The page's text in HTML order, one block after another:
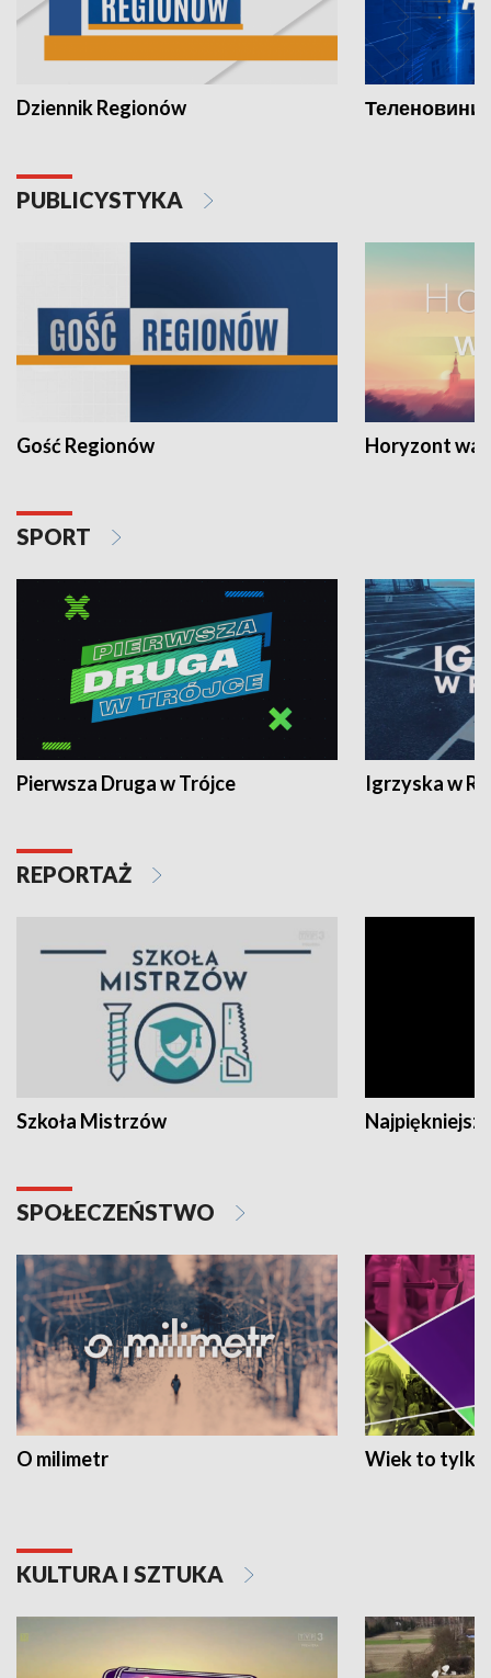
Dziennik Regionów Теленовини
PUBLICYSTYKA
Gość Regionów Horyzont
SPORT
Pierwsza Druga w Trójce Igrzyska w
REPORTAŻ
Szkoła Mistrzów
SPOŁECZEŃSTWO
O milimetr Wiek to tylko
KULTURA I SZTUKA